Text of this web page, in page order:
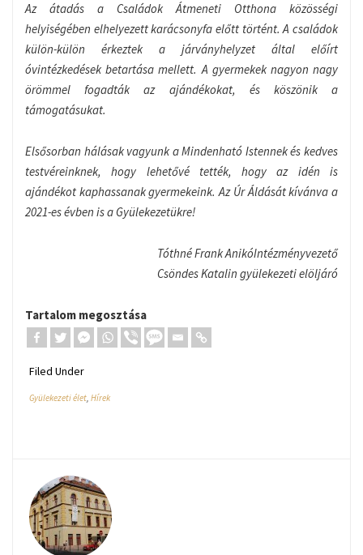
Az átadás a Családok Átmeneti Otthona közösségi
helyiségében elhelyezett karácsonyfa előtt történt. A családok
külön-külön érkeztek a járványhelyzet által előírt
óvintézkedések betartása mellett. A gyermekek nagyon nagy
örömmel fogadták az ajándékokat, és köszönik a
támogatásukat.
Elsősorban hálásak vagyunk a Mindenható Istennek és kedves
testvéreinknek, hogy lehetővé tették, hogy az idén is
ajándékot kaphassanak gyermekeink. Az Úr Áldását kívánva a
2021-es évben is a Gyülekezetükre!
Tóthné Frank AnikóIntézményvezető
Csöndes Katalin gyülekezeti elöljáró
Tartalom megosztása
Filed Under
Gyülekezeti élet, Hírek